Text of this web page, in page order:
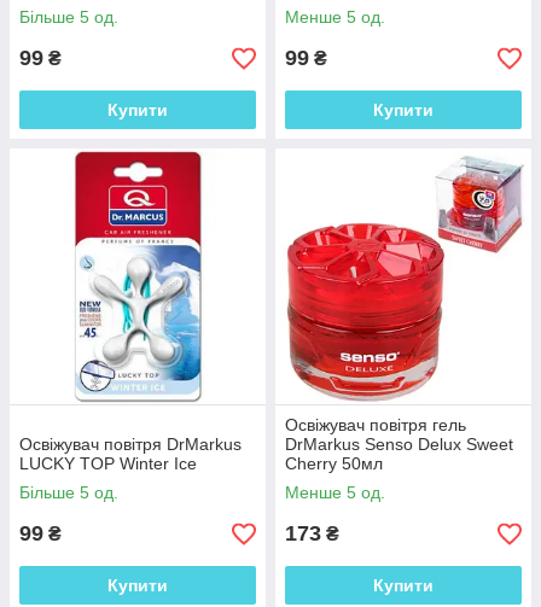
Більше 5 од.
99 ₴
Купити
Менше 5 од.
99 ₴
Купити
Освіжувач повітря DrMarkus
LUCKY TOP Winter Ice
Більше 5 од.
99 ₴
Купити
Освіжувач повітря гель
DrMarkus Senso Delux Sweet
Cherry 50мл
Менше 5 од.
173 ₴
Купити